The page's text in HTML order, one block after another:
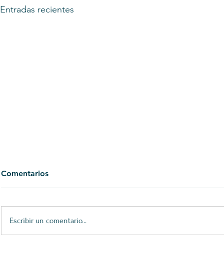
Entradas recientes
Comentarios
Escribir un comentario...